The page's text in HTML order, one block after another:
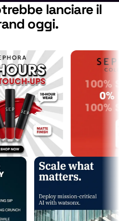
lanciare il
oggi.